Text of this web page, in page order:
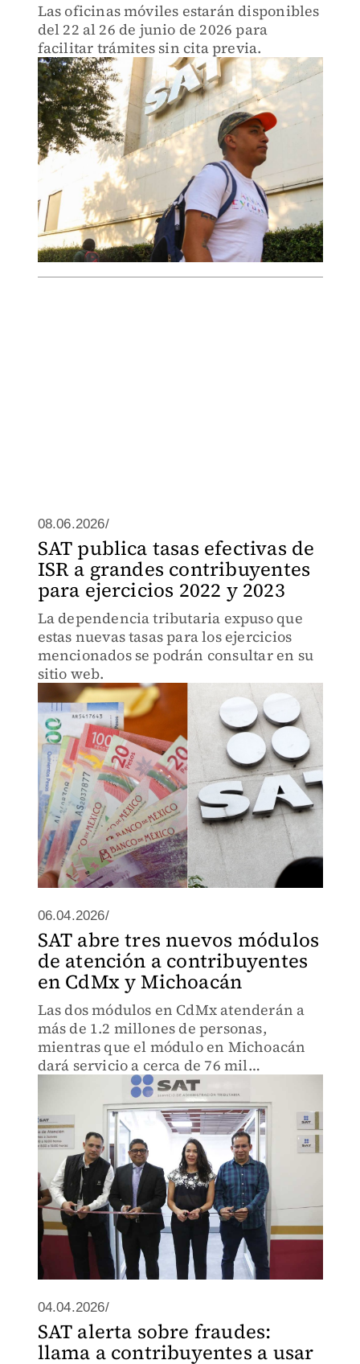
Las oficinas móviles estarán disponibles
del 22 al 26 de junio de 2026 para
facilitar trámites sin cita previa.
08.06.2026/
SAT publica tasas efectivas de
ISR a grandes contribuyentes
para ejercicios 2022 y 2023
La dependencia tributaria expuso que
estas nuevas tasas para los ejercicios
mencionados se podrán consultar en su
sitio web.
06.04.2026/
SAT abre tres nuevos módulos
de atención a contribuyentes
en CdMx y Michoacán
Las dos módulos en CdMx atenderán a
más de 1.2 millones de personas,
mientras que el módulo en Michoacán
dará servicio a cerca de 76 mil
contribuyentes
04.04.2026/
SAT alerta sobre fraudes:
llama a contribuyentes a usar